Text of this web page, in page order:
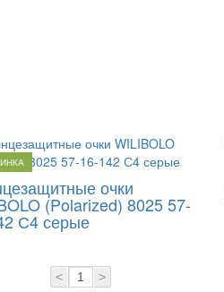
очки
(Polarized) 8025 57-
С4 серые
< >